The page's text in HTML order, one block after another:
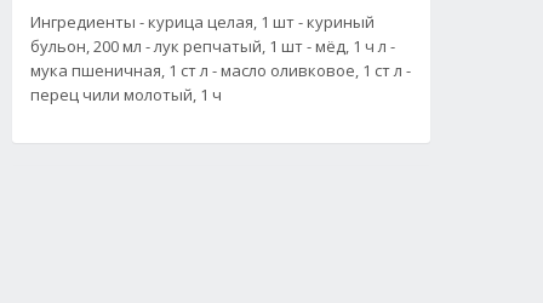
Ингредиенты - курица целая, 1 шт - куриный
бульон, 200 мл - лук репчатый, 1 шт - мёд, 1 ч л -
мука пшеничная, 1 ст л - масло оливковое, 1 ст л -
перец чили молотый, 1 ч